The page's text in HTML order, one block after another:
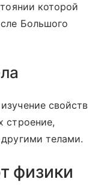
которой
Большого
свойств
строение,
телами.
физики